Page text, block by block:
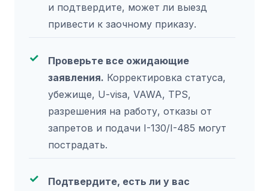
и подтвердите, может ли выезд
привести к заочному приказу.
Проверьте все ожидающие
заявления. Корректировка статуса,
убежище, U-visa, VAWA, TPS,
разрешения на работу, отказы от
запретов и подачи I-130/I-485 могут
пострадать.
Подтвердите, есть ли у вас